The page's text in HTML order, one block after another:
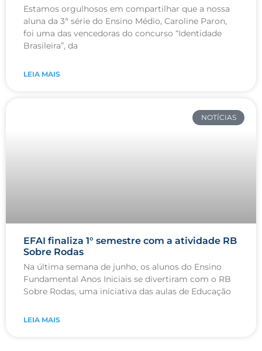
Estamos orgulhosos em compartilhar que a nossa
aluna da 3ª série do Ensino Médio, Caroline Paron,
foi uma das vencedoras do concurso “Identidade
Brasileira”, da
LEIA MAIS
NOTÍCIAS
EFAI finaliza 1° semestre com a atividade RB
Sobre Rodas
Na última semana de junho, os alunos do Ensino
Fundamental Anos Iniciais se divertiram com o RB
Sobre Rodas, uma iniciativa das aulas de Educação
LEIA MAIS